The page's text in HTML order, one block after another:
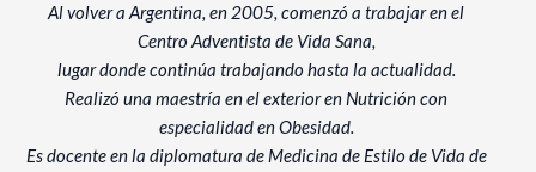
Al volver a Argentina, en 2005, comenzó a trabajar en el
Centro Adventista de Vida Sana,
lugar donde continúa trabajando hasta la actualidad.
Realizó una maestría en el exterior en Nutrición con
especialidad en Obesidad.
Es docente en la diplomatura de Medicina de Estilo de Vida de